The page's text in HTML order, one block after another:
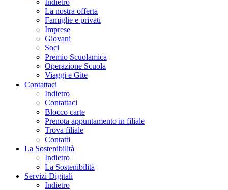
Indietro
La nostra offerta
Famiglie e privati
Imprese
Giovani
Soci
Premio Scuolamica
Operazione Scuola
Viaggi e Gite
Contattaci
Indietro
Contattaci
Blocco carte
Prenota appuntamento in filiale
Trova filiale
Contatti
La Sostenibilità
Indietro
La Sostenibilità
Servizi Digitali
Indietro